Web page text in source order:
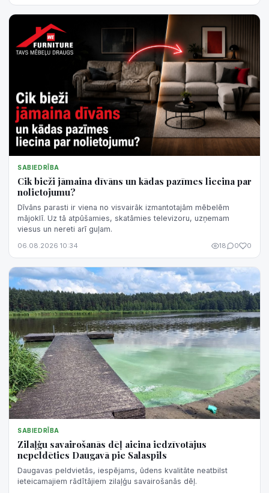
SABIEDRĪBA
Cik bieži jāmaina dīvāns un kādas pazīmes liecina par
nolietojumu?
Dīvāns parasti ir viena no visvairāk izmantotajām mēbelēm
mājoklī. Uz tā atpūšamies, skatāmies televizoru, uzņemam
viesus un nereti arī guļam.
06.08.2026 10:34 18 0 0
SABIEDRĪBA
Zilaļģu savairošanās dēļ aicina iedzīvotājus
nepeldēties Daugavā pie Salaspils
Daugavas peldvietās, iespējams, ūdens kvalitāte neatbilst
ieteicamajiem rādītājiem zilaļģu savairošanās dēļ.